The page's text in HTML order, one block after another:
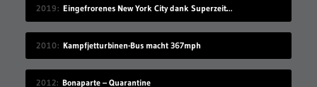
2019 Eingefrorenes New York City dank Superzeitlupe
2010 Kampfjetturbinen-Bus macht 367mph
2012 Bonaparte – Quarantine